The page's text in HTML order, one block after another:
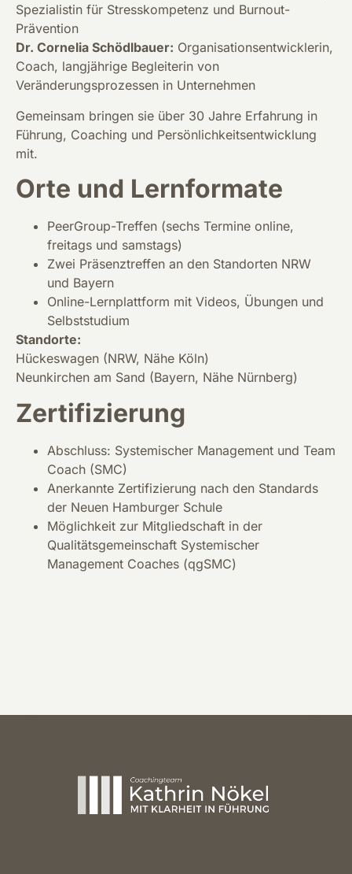
Spezialistin für Stresskompetenz und Burnout-
Prävention
Dr. Cornelia Schödlbauer: Organisationsentwicklerin,
Coach, langjährige Begleiterin von
Veränderungsprozessen in Unternehmen
Gemeinsam bringen sie über 30 Jahre Erfahrung in
Führung, Coaching und Persönlichkeitsentwicklung
mit.
Orte und Lernformate
PeerGroup-Treffen (sechs Termine online,
freitags und samstags)
Zwei Präsenztreffen an den Standorten NRW
und Bayern
Online-Lernplattform mit Videos, Übungen und
Selbststudium
Standorte:
Hückeswagen (NRW, Nähe Köln)
Neunkirchen am Sand (Bayern, Nähe Nürnberg)
Zertifizierung
Abschluss: Systemischer Management und Team
Coach (SMC)
Anerkannte Zertifizierung nach den Standards
der Neuen Hamburger Schule
Möglichkeit zur Mitgliedschaft in der
Qualitätsgemeinschaft Systemischer
Management Coaches (qgSMC)